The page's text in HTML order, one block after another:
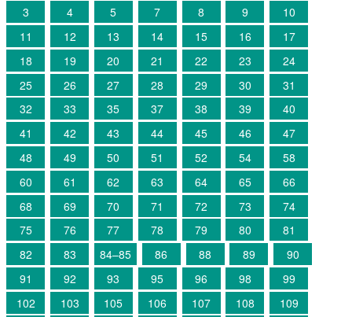
3 4 5 7 8 9
10
11
12 13 14 15 16
17
18
19 20 21 22 23
24
25
26 27 28 29 30
31
32
33 35 37 38 39
40
41
42 43 44 45 46
47
48
49 50 51 52 54
58
60
61 62 63 64 65
66
68
69 70 71 72 73
74
75
76 77 78 79 80
81
82
83 84–85 86 88 89
90
91
92 93 95 96 98
99
102
103 105 106 107 108 109